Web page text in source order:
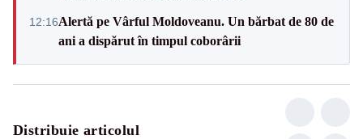
12:16Alertă pe Vârful Moldoveanu. Un bărbat de 80 de
ani a dispărut în timpul coborârii
Distribuie articolul